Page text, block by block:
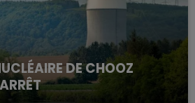
DE CHOOZ